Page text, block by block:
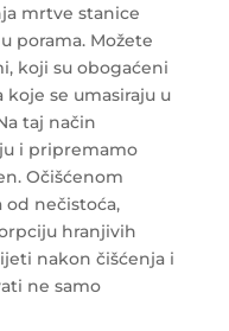
mrtve stanice
porama. Možete
koji su obogaćeni
se umasiraju u
taj način
i pripremamo
Očišćenom
nečistoća,
hranjivih
nakon čišćenja i
ne samo